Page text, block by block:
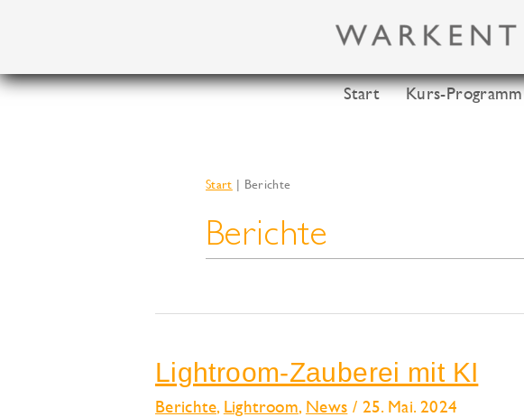
Start Kurs-Programm
Start Berichte
Berichte
Lightroom-Zauberei mit KI
Berichte, Lightroom, News / 25. Mai. 2024